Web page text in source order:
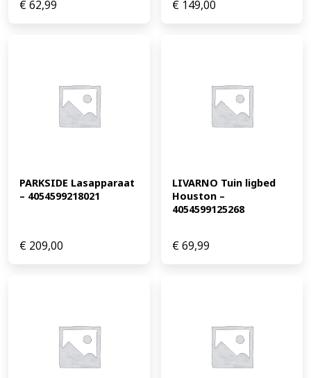
€62,99 € 149,00
PARKSIDE Lasapparaat
– 4054599218021
€ 209,00
LIVARNO Tuin ligbed
Houston –
4054599125268
€69,99